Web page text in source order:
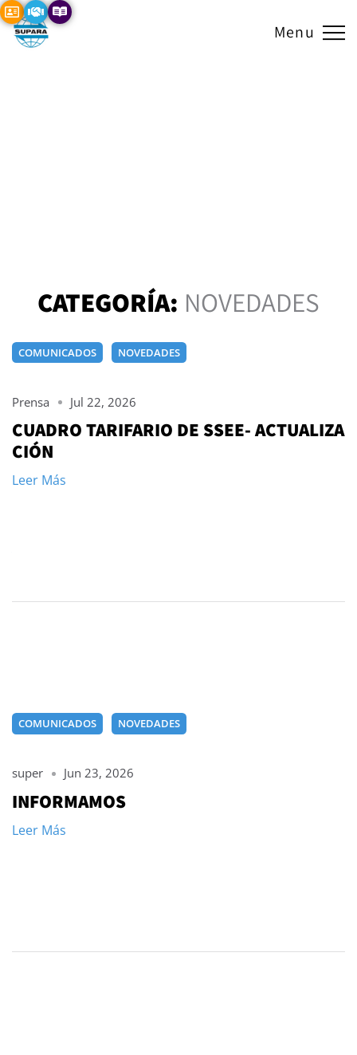
Menu
ADHERIDO A:
CATEGORÍA: NOVEDADES
COMUNICADOS NOVEDADES
Prensa Jul 22, 2026
CUADRO TARIFARIO DE SSEE- ACTUALIZA
CIÓN
Leer Más
COMUNICADOS NOVEDADES
super Jun 23, 2026
INFORMAMOS
Leer Más